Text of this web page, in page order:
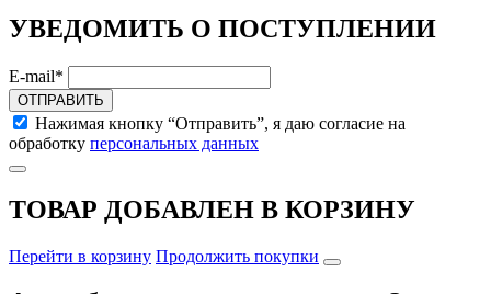
УВЕДОМИТЬ О ПОСТУПЛЕНИИ
E-mail*
ОТПРАВИТЬ
Нажимая кнопку “Отправить”, я даю согласие на
обработку персональных данных
ТОВАР ДОБАВЛЕН В КОРЗИНУ
Перейти в корзину Продолжить покупки